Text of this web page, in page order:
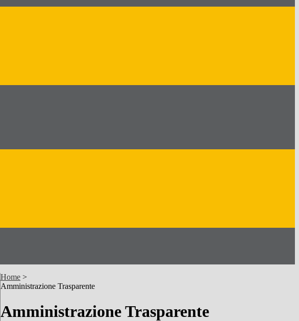
Home >
Amministrazione Trasparente
Amministrazione Trasparente